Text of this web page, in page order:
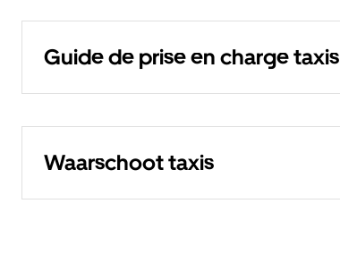
Guide de prise en charge taxis
Waarschoot taxis